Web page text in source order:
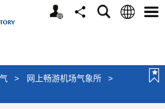
个
分
搜
语
选
> 网上畅游机场气象所
>